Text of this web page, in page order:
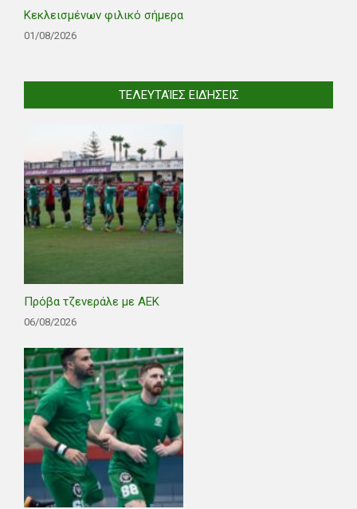
Κεκλεισμένων φιλικό σήμερα
01/08/2026
ΤΕΛΕΥΤΑΊΕΣ ΕΙΔΉΣΕΙΣ
Πρόβα τζενεράλε με ΑΕΚ
06/08/2026